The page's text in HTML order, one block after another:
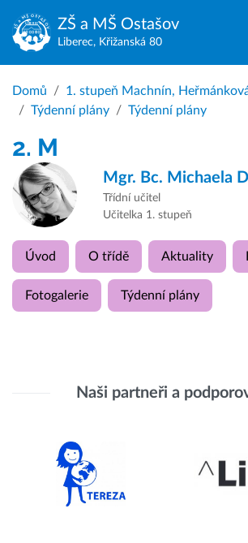
ZŠ a MŠ Ostašov
Liberec, Křižanská 80
Domů 1. stupeň Machnín,
Týdenní plány
Týdenní plány
2. M
Mgr. Bc. Michaela
Třídní učitel
Učitelka 1. stupeň
Úvod O třídě Aktuality
Fotogalerie Týdenní plány
Naši partneři a